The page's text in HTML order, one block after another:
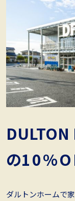
の
ダルトンホームで